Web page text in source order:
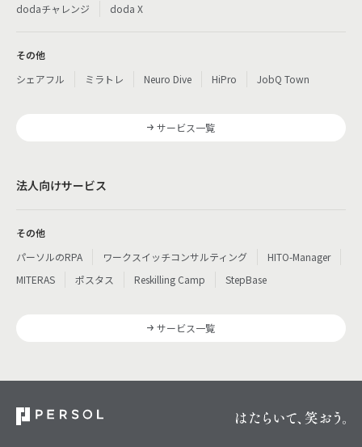
dodaチャレンジ
doda X
その他
シェアフル
ミラトレ Neuro Dive HiPro JobQ Town
サービス一覧
法人向けサービス
その他
パーソルのRPA
ワークスイッチコンサルティング
HITO-Manager
MITERAS
ポスタス Reskilling Camp StepBase
サービス一覧